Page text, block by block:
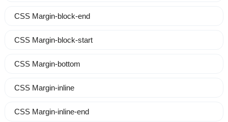
CSS Margin-block-end
CSS Margin-block-start
CSS Margin-bottom
CSS Margin-inline
CSS Margin-inline-end